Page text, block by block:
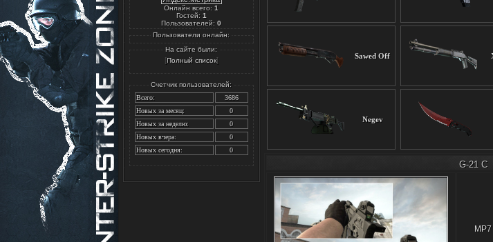
Онлайн всего: 1
Гостей: 1
Пользователей: 0
Пользователи онлайн:
На сайте были:
[Полный список]
Счетчик пользователей:
Всего:
3686
Новых за месяц:
0
Новых за неделю:
0
Новых вчера:
0
Новых сегодня:
0
Sawed Off
Negev
G-21 C